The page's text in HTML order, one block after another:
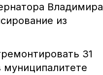
Владимира
из
31
муниципалитете